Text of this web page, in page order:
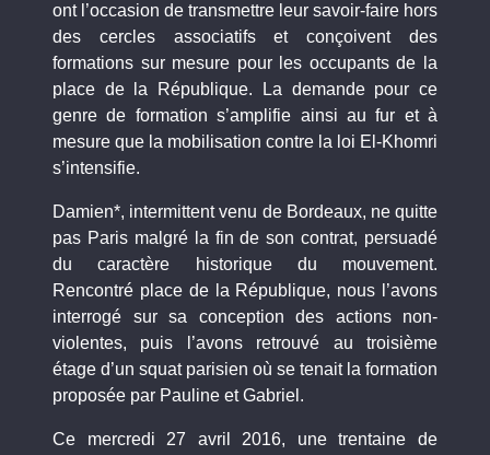
ont l’occasion de transmettre leur savoir-faire hors
des cercles associatifs et conçoivent des
formations sur mesure pour les occupants de la
place de la République. La demande pour ce
genre de formation s’amplifie ainsi au fur et à
mesure que la mobilisation contre la loi El-Khomri
s’intensifie.
Damien*, intermittent venu de Bordeaux, ne quitte
pas Paris malgré la fin de son contrat, persuadé
du caractère historique du mouvement.
Rencontré place de la République, nous l’avons
interrogé sur sa conception des actions non-
violentes, puis l’avons retrouvé au troisième
étage d’un squat parisien où se tenait la formation
proposée par Pauline et Gabriel.
Ce mercredi 27 avril 2016, une trentaine de